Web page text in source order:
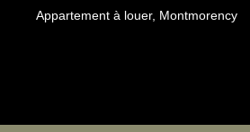
Appartement à louer, Montmorency